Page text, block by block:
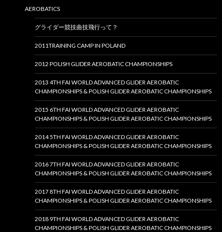
AEROBATICS
グライダー競技曲技飛行って？
2011TRAINING CAMP IN POLAND
2012 POLISH GLIDER AEROBATIC CHAMPIONSHIPS
2013 4TH FAI WORLD ADVANCED GLIDER AEROBATIC
CHAMPIONSHIPS & POLISH GLIDER AEROBATIC CHAMPIONSHIPS
2015 6TH FAI WORLD ADVANCED GLIDER AEROBATIC
CHAMPIONSHIPS & POLISH GLIDER AEROBATIC CHAMPIONSHIPS
2014 5TH FAI WORLD ADVANCED GLIDER AEROBATIC
CHAMPIONSHIPS & POLISH GLIDER AEROBATIC CHAMPIONSHIPS
2016 7TH FAI WORLD ADVANCED GLIDER AEROBATIC
CHAMPIONSHIPS & POLISH GLIDER AEROBATIC CHAMPIONSHIPS
2017 8TH FAI WORLD ADVANCED GLIDER AEROBATIC
CHAMPIONSHIPS & POLISH GLIDER AEROBATIC CHAMPIONSHIPS
2018 9TH FAI WORLD ADVANCED GLIDER AEROBATIC
CHAMPIONSHIPS & POLISH GLIDER AEROBATIC CHAMPIONSHIPS